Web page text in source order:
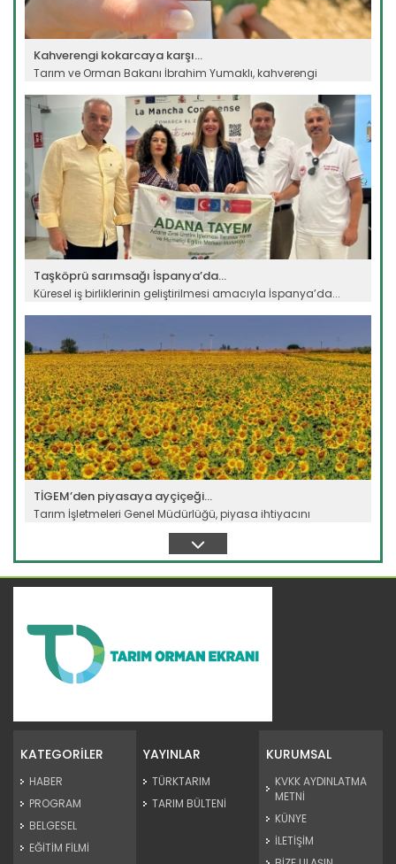
Kahverengi kokarcaya karşı...
Tarım ve Orman Bakanı İbrahim Yumaklı, kahverengi
Devamını Oku ->
Taşköprü sarımsağı İspanya’da...
Küresel iş birliklerinin geliştirilmesi amacıyla İspanya’da...
Devamını Oku ->
TİGEM’den piyasaya ayçiçeği...
Tarım İşletmeleri Genel Müdürlüğü, piyasa ihtiyacını
Devamını Oku ->
KATEGORİLER
HABER
PROGRAM
BELGESEL
EĞİTİM FİLMİ
YAYINLAR
TÜRKTARIM
TARIM BÜLTENİ
KURUMSAL
KVKK AYDINLATMA
METNİ
KÜNYE
İLETİŞİM